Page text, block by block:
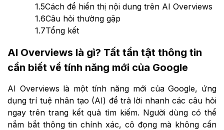
1.5Cách để hiển thị nội dung trên AI Overviews
1.6Câu hỏi thường gặp
1.7Tổng kết
AI Overviews là gì? Tất tần tật thông tin
cần biết về tính năng mới của Google
AI Overviews là một tính năng mới của Google, ứng
dụng trí tuệ nhân tạo (AI) để trả lời nhanh các câu hỏi
ngay trên trang kết quả tìm kiếm. Người dùng có thể
nắm bắt thông tin chính xác, cô đọng mà không cần